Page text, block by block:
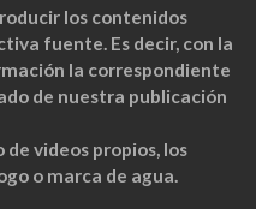
los contenidos
fuente. Es decir, con la
la correspondiente
de nuestra publicación
videos propios, los
o marca de agua.